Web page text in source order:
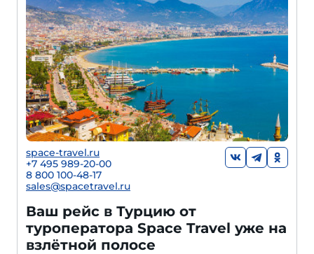
space-travel.ru
+7 495 989-20-00
8 800 100-48-17
sales@spacetravel.ru
Ваш рейс в Турцию от
туроператора Space Travel уже на
взлётной полосе